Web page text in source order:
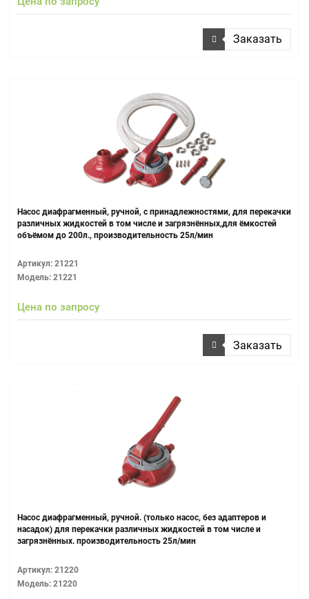
Заказать
Насос диафрагменный, ручной, с принадлежностями, для перекачки
различных жидкостей в том числе и загрязнённых,для ёмкостей
объёмом до 200л., производительность 25л/мин
Артикул: 21221
Модель: 21221
Цена по запросу
Заказать
Насос диафрагменный, ручной. (только насос, без адаптеров и
насадок) для перекачки различных жидкостей в том числе и
загрязнённых. производительность 25л/мин
Артикул: 21220
Модель: 21220